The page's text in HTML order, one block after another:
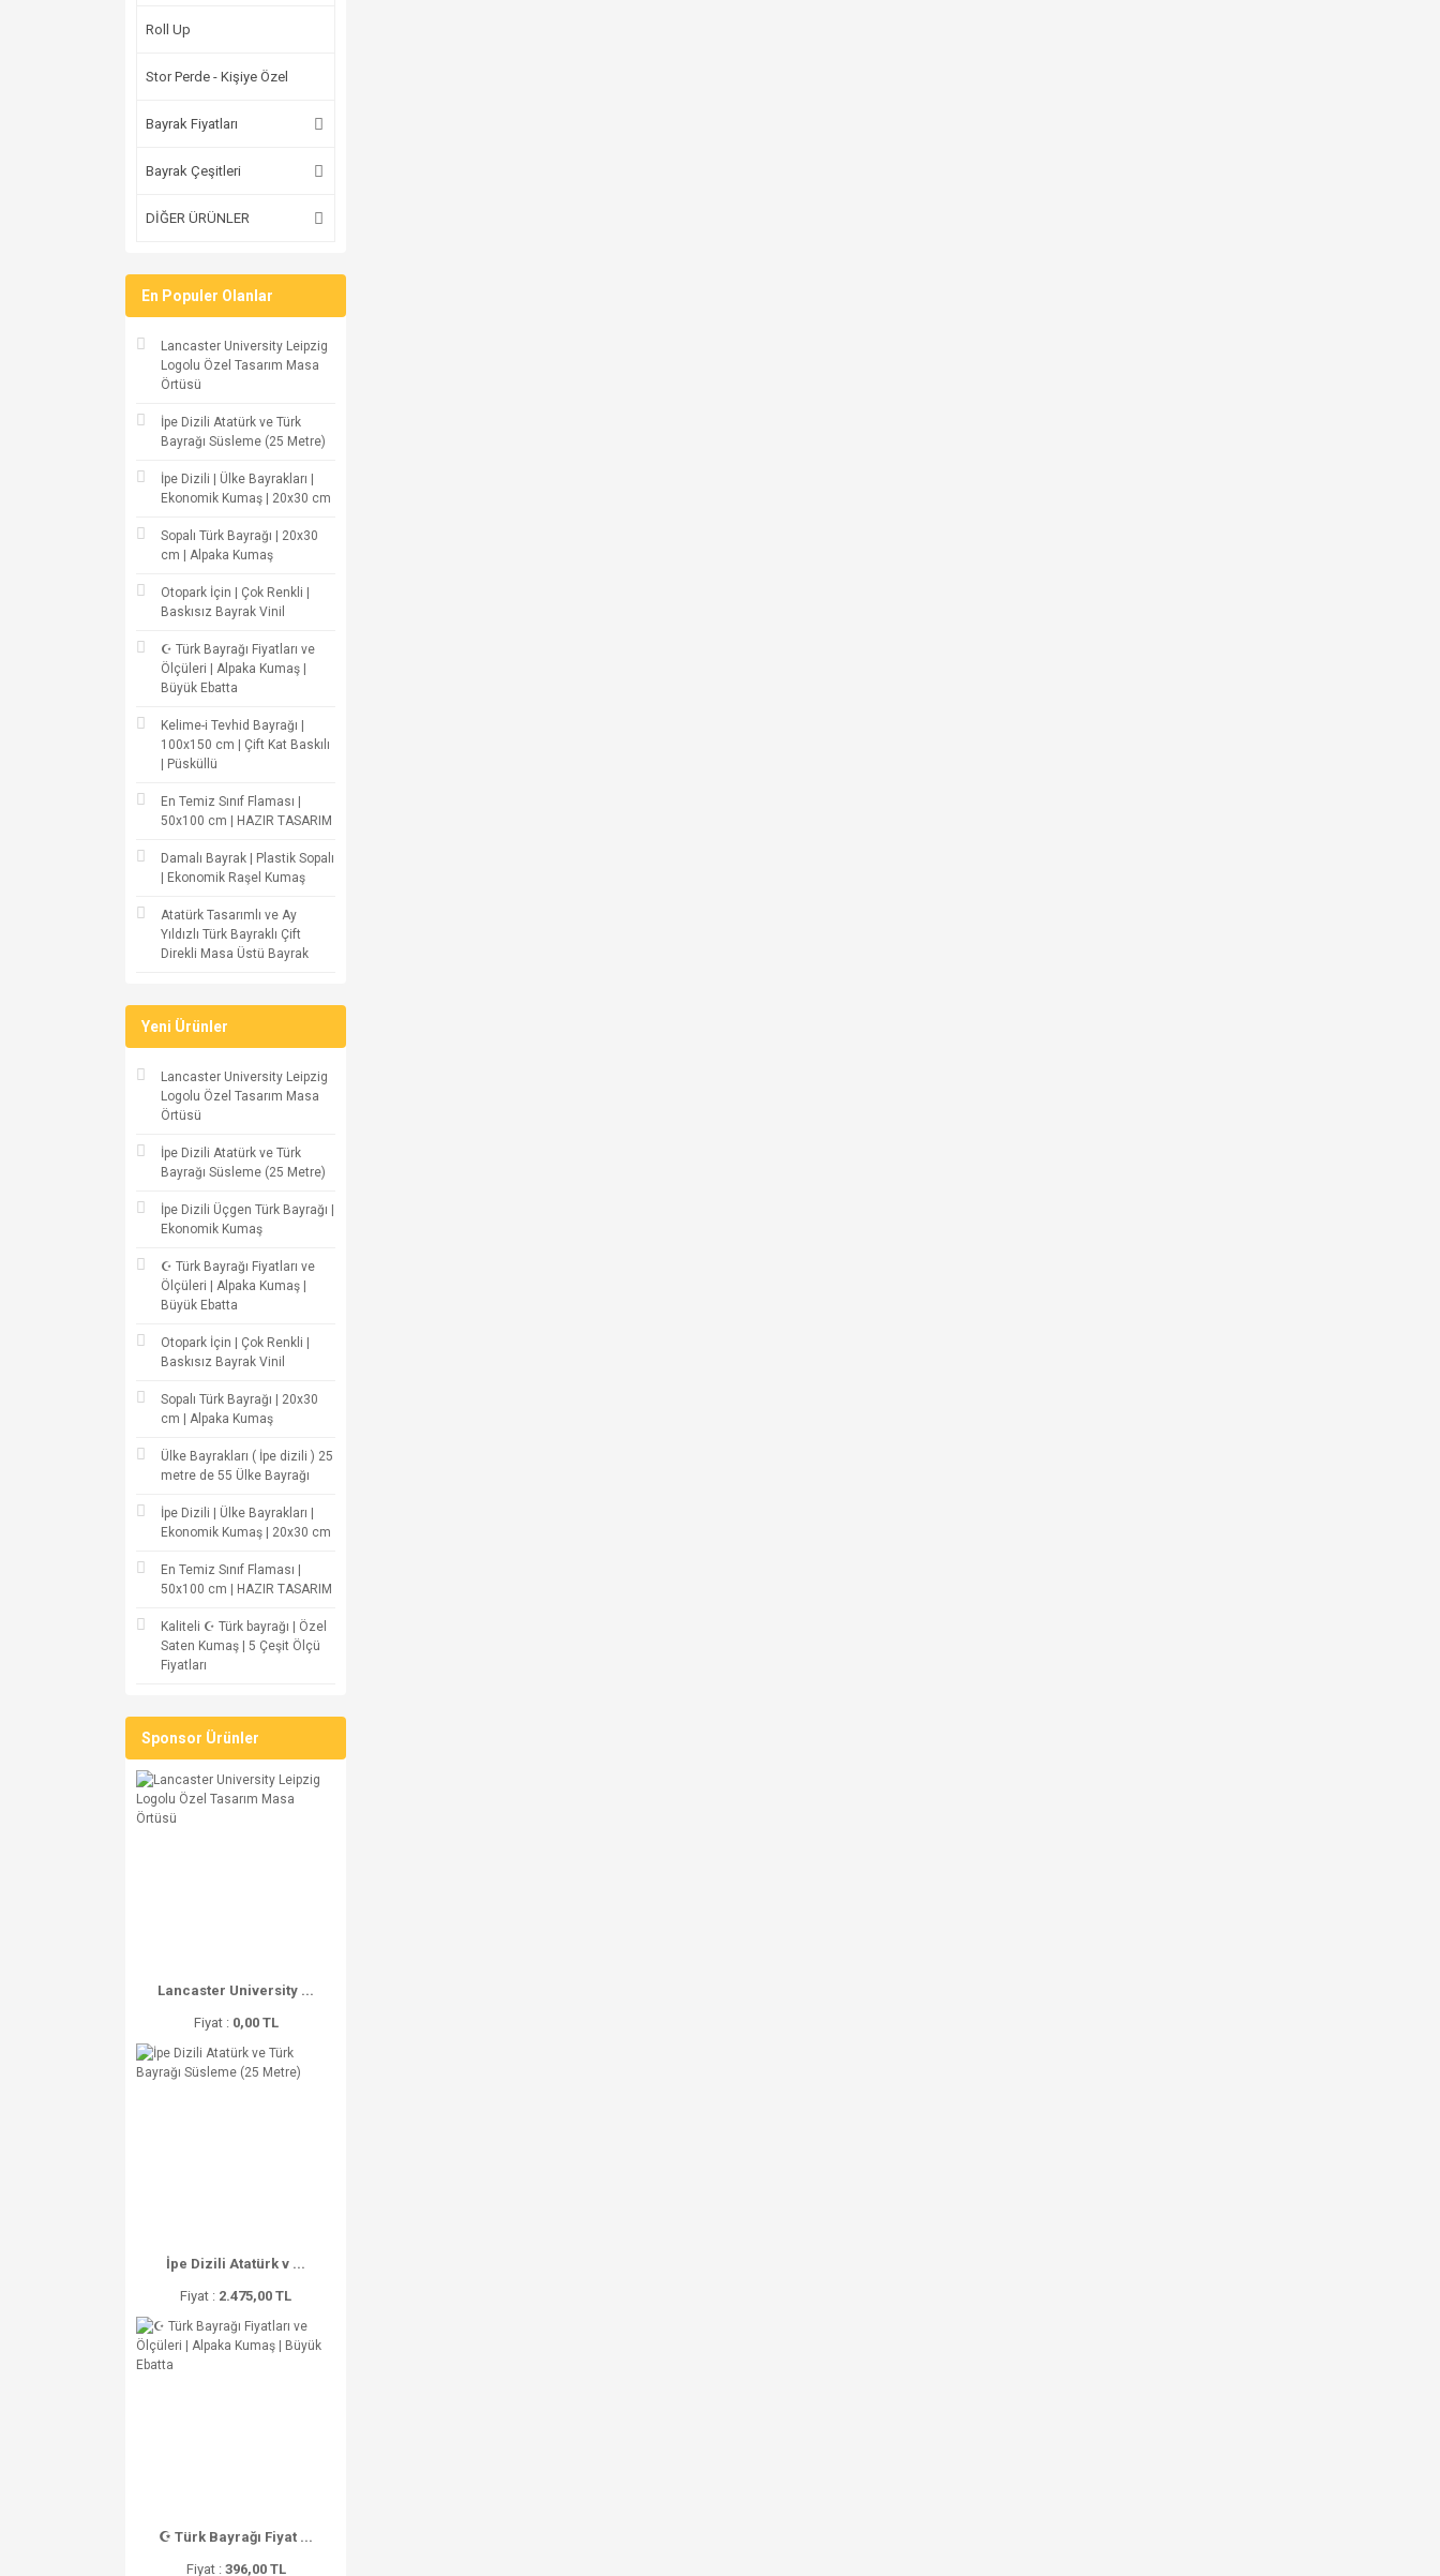
Roll Up
Stor Perde - Kişiye Özel
Bayrak Fiyatları
Bayrak Çeşitleri
DİĞER ÜRÜNLER
En Populer Olanlar
Lancaster University Leipzig
Logolu Özel Tasarım Masa
Örtüsü
İpe Dizili Atatürk ve Türk
Bayrağı Süsleme (25 Metre)
İpe Dizili | Ülke Bayrakları |
Ekonomik Kumaş | 20x30 cm
Sopalı Türk Bayrağı | 20x30
cm | Alpaka Kumaş
Otopark İçin | Çok Renkli |
Baskısız Bayrak Vinil
☪ Türk Bayrağı Fiyatları ve
Ölçüleri | Alpaka Kumaş |
Büyük Ebatta
Kelime-i Tevhid Bayrağı |
100x150 cm | Çift Kat Baskılı
| Püsküllü
En Temiz Sınıf Flaması |
50x100 cm | HAZIR TASARIM
Damalı Bayrak | Plastik Sopalı
| Ekonomik Raşel Kumaş
Atatürk Tasarımlı ve Ay
Yıldızlı Türk Bayraklı Çift
Direkli Masa Üstü Bayrak
Yeni Ürünler
Lancaster University Leipzig
Logolu Özel Tasarım Masa
Örtüsü
İpe Dizili Atatürk ve Türk
Bayrağı Süsleme (25 Metre)
İpe Dizili Üçgen Türk Bayrağı |
Ekonomik Kumaş
☪ Türk Bayrağı Fiyatları ve
Ölçüleri | Alpaka Kumaş |
Büyük Ebatta
Otopark İçin | Çok Renkli |
Baskısız Bayrak Vinil
Sopalı Türk Bayrağı | 20x30
cm | Alpaka Kumaş
Ülke Bayrakları ( İpe dizili ) 25
metre de 55 Ülke Bayrağı
İpe Dizili | Ülke Bayrakları |
Ekonomik Kumaş | 20x30 cm
En Temiz Sınıf Flaması |
50x100 cm | HAZIR TASARIM
Kaliteli ☪ Türk bayrağı | Özel
Saten Kumaş | 5 Çeşit Ölçü
Fiyatları
Sponsor Ürünler
Lancaster University ...
Fiyat : 0,00 TL
İpe Dizili Atatürk v ...
Fiyat : 2.475,00 TL
☪ Türk Bayrağı Fiyat ...
Fiyat : 396,00 TL